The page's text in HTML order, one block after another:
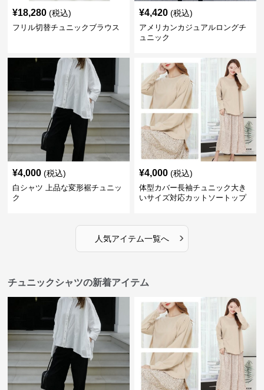
¥18,280 (税込)
フリル切替チュニックブラウス
¥4,420 (税込)
アメリカンカジュアルロングチ
ュニック
¥4,000 (税込)
白シャツ 上品な変形裾チュニッ
ク
¥4,000 (税込)
体型カバー長袖チュニック大き
いサイズ対応カットソートップ
人気アイテム一覧へ ›
チュニックシャツの新着アイテム